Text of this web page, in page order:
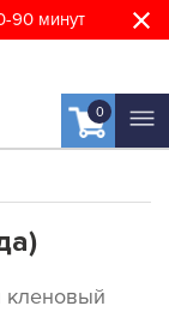
90 минут
0
кленовый